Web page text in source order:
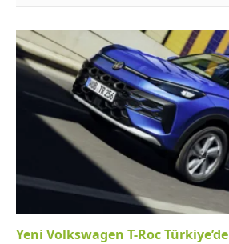
Yeni Volkswagen T-Roc Türkiye’de